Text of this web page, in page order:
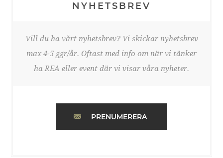
NYHETSBREV
Vill du ha vårt nyhetsbrev? Vi skickar nyhetsbrev
max 4-5 ggr/år. Oftast med info om när vi tänker
ha REA eller event där vi visar våra nyheter.
PRENUMERERA